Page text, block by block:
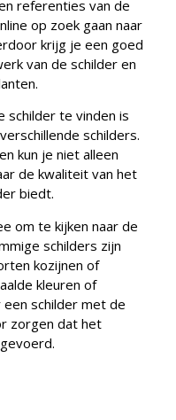
referenties van de
op zoek gaan naar
krijg je een goed
van de schilder en
schilder te vinden is
schilders.
kun je niet alleen
de kwaliteit van het
biedt.
om te kijken naar de
schilders zijn
kozijnen of
kleuren of
schilder met de
zorgen dat het